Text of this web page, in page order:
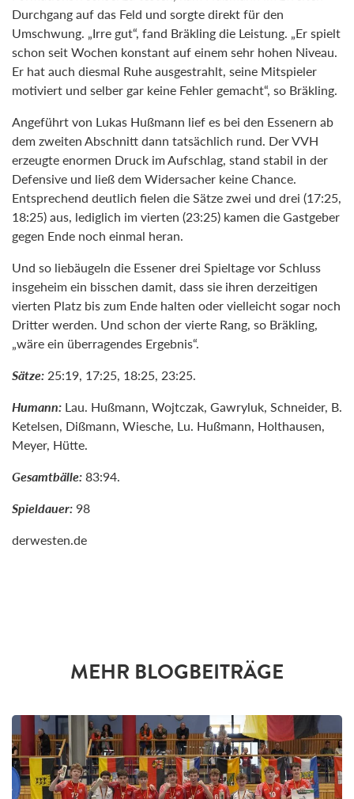
Durchgang auf das Feld und sorgte direkt für den
Umschwung. „Irre gut“, fand Bräkling die Leistung. „Er spielt
schon seit Wochen konstant auf einem sehr hohen Niveau.
Er hat auch diesmal Ruhe ausgestrahlt, seine Mitspieler
motiviert und selber gar keine Fehler gemacht“, so Bräkling.
Angeführt von Lukas Hußmann lief es bei den Essenern ab
dem zweiten Abschnitt dann tatsächlich rund. Der VVH
erzeugte enormen Druck im Aufschlag, stand stabil in der
Defensive und ließ dem Widersacher keine Chance.
Entsprechend deutlich fielen die Sätze zwei und drei (17:25,
18:25) aus, lediglich im vierten (23:25) kamen die Gastgeber
gegen Ende noch einmal heran.
Und so liebäugeln die Essener drei Spieltage vor Schluss
insgeheim ein bisschen damit, dass sie ihren derzeitigen
vierten Platz bis zum Ende halten oder vielleicht sogar noch
Dritter werden. Und schon der vierte Rang, so Bräkling,
„wäre ein überragendes Ergebnis“.
Sätze:25:19, 17:25, 18:25, 23:25.
Humann: Lau. Hußmann, Wojtczak, Gawryluk, Schneider, B.
Ketelsen, Dißmann, Wiesche, Lu. Hußmann, Holthausen,
Meyer, Hütte.
Gesamtbälle:83:94.
Spieldauer: 98
derwesten.de
MEHR BLOGBEITRÄGE